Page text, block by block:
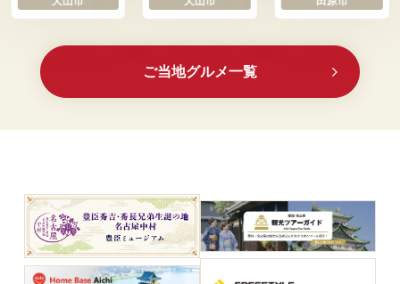
ご当地グルメ一覧